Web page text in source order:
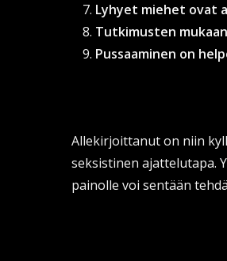
Lyhyet miehet ovat
Tutkimusten
Pussaaminen on
Allekirjoittanut on niin
seksistinen ajattelutapa.
painolle voi sentään